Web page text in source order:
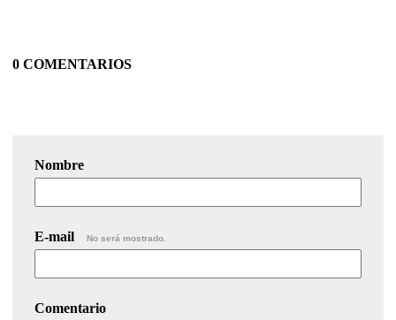
0 COMENTARIOS
Nombre
E-mail No será mostrado.
Comentario